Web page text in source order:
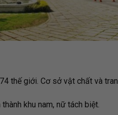
thế giới. Cơ sở vật chất và
khu nam, nữ tách biệt.